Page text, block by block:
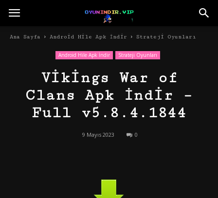
Ana Sayfa Android Hile Apk İndir Strateji Oyunları
Android Hile Apk İndir Strateji Oyunları
Vikings War of
Clans Apk İndir –
Full v5.8.4.1844
9 Mayıs 2023 0